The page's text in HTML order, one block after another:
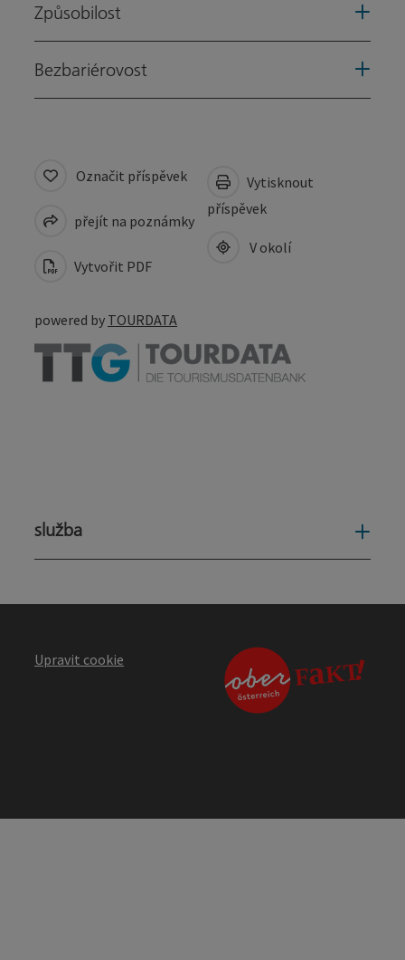
Způsobilost
Bezbariérovost
Označit příspěvek
přejít na poznámky
Vytvořit PDF
Vytisknout
příspěvek
V okolí
powered by TOURDATA
služba
Upravit cookie